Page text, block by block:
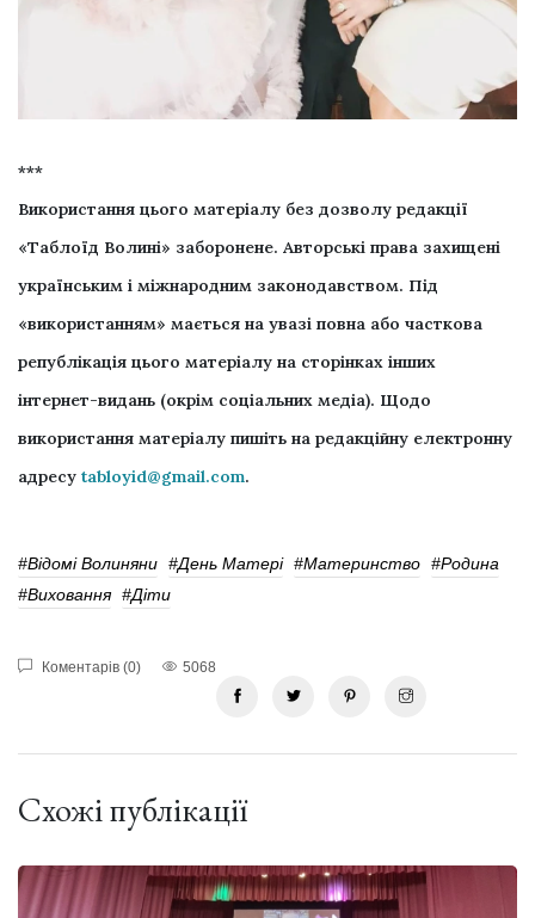
***
Використання цього матеріалу без дозволу редакції
«Таблоїд Волині» заборонене. Авторські права захищені
українським і міжнародним законодавством. Під
«використанням» мається на увазі повна або часткова
републікація цього матеріалу на сторінках інших
інтернет-видань (окрім соціальних медіа). Щодо
використання матеріалу пишіть на редакційну електронну
адресу tabloyid@gmail.com.
#відомі Волиняни #день Матері #Материнство #родина
#Виховання #діти
Коментарів (0) 5068
Схожі публікації